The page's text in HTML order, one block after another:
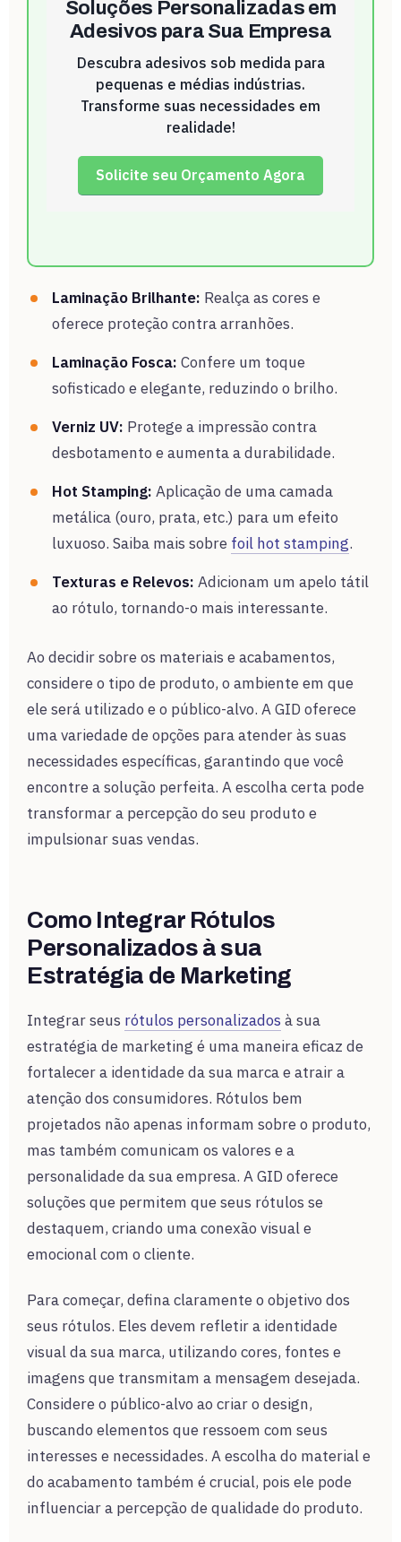
Soluções Personalizadas em
Adesivos para Sua Empresa
Descubra adesivos sob medida para
pequenas e médias indústrias.
Transforme suas necessidades em
realidade!
Solicite seu Orçamento Agora
Laminação Brilhante: Realça as cores e
oferece proteção contra arranhões.
Laminação Fosca: Confere um toque
sofisticado e elegante, reduzindo o brilho.
Verniz UV: Protege a impressão contra
desbotamento e aumenta a durabilidade.
Hot Stamping: Aplicação de uma camada
metálica (ouro, prata, etc.) para um efeito
luxuoso. Saiba mais sobre foil hot stamping.
Texturas e Relevos: Adicionam um apelo tátil
ao rótulo, tornando-o mais interessante.
Ao decidir sobre os materiais e acabamentos,
considere o tipo de produto, o ambiente em que
ele será utilizado e o público-alvo. A GID oferece
uma variedade de opções para atender às suas
necessidades específicas, garantindo que você
encontre a solução perfeita. A escolha certa pode
transformar a percepção do seu produto e
impulsionar suas vendas.
Como Integrar Rótulos
Personalizados à sua
Estratégia de Marketing
Integrar seus rótulos personalizados à sua
estratégia de marketing é uma maneira eficaz de
fortalecer a identidade da sua marca e atrair a
atenção dos consumidores. Rótulos bem
projetados não apenas informam sobre o produto,
mas também comunicam os valores e a
personalidade da sua empresa. A GID oferece
soluções que permitem que seus rótulos se
destaquem, criando uma conexão visual e
emocional com o cliente.
Para começar, defina claramente o objetivo dos
seus rótulos. Eles devem refletir a identidade
visual da sua marca, utilizando cores, fontes e
imagens que transmitam a mensagem desejada.
Considere o público-alvo ao criar o design,
buscando elementos que ressoem com seus
interesses e necessidades. A escolha do material e
do acabamento também é crucial, pois ele pode
influenciar a percepção de qualidade do produto.